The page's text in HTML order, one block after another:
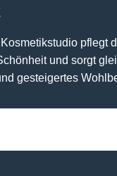
pflegt
und sorgt
gesteigertes